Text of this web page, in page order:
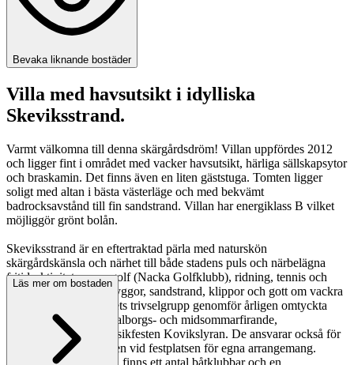
Bevaka liknande bostäder
Villa med havsutsikt i idylliska
Skeviksstrand.
Varmt välkomna till denna skärgårdsdröm! Villan uppfördes 2012
och ligger fint i området med vacker havsutsikt, härliga sällskapsytor
och braskamin. Det finns även en liten gäststuga. Tomten ligger
soligt med altan i bästa västerläge och med bekvämt
badrocksavstånd till fin sandstrand. Villan har energiklass B vilket
möjliggör grönt bolån.
Skeviksstrand är en eftertraktad pärla med naturskön
skärgårdskänsla och närhet till både stadens puls och närbelägna
fritidsaktiviteter som golf (Nacka Golfklubb), ridning, tennis och
padel. Här finns båtbryggor, sandstrand, klippor och gott om vackra
grönområden. Områdets trivselgrupp genomför årligen omtyckta
arrangemang såsom Valborgs- och midsommarfirande,
Koviksjoggen och musikfesten Kovikslyran. De ansvarar också för
uthyrning av festlokalen vid festplatsen för egna arrangemang.
Utöver Trivselgruppen finns ett antal båtklubbar och en
Läs mer om bostaden